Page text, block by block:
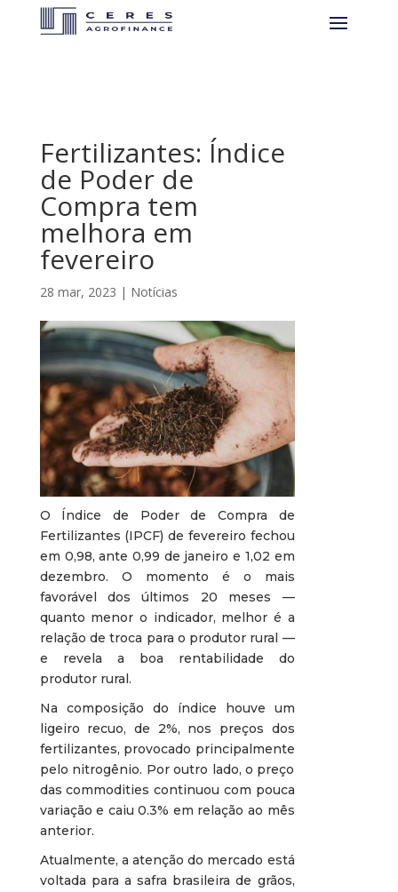
Fertilizantes: Índice
de Poder de
Compra tem
melhora em
fevereiro
28 mar, 2023 | Notícias
O Índice de Poder de Compra de
Fertilizantes (IPCF) de fevereiro fechou
em 0,98, ante 0,99 de janeiro e 1,02 em
dezembro. O momento é o mais
favorável dos últimos 20 meses —
quanto menor o indicador, melhor é a
relação de troca para o produtor rural —
e revela a boa rentabilidade do
produtor rural.
Na composição do índice houve um
ligeiro recuo, de 2%, nos preços dos
fertilizantes, provocado principalmente
pelo nitrogênio. Por outro lado, o preço
das commodities continuou com pouca
variação e caiu 0.3% em relação ao mês
anterior.
Atualmente, a atenção do mercado está
voltada para a safra brasileira de grãos,